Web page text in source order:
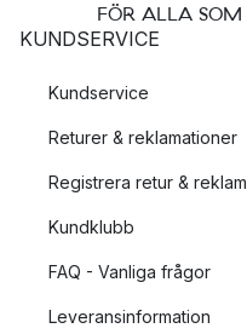
FÖR ALLA
KUNDSERVICE
Kundservice
Returer & reklamationer
Registrera retur &
Kundklubb
FAQ - Vanliga frågor
Leveransinformation